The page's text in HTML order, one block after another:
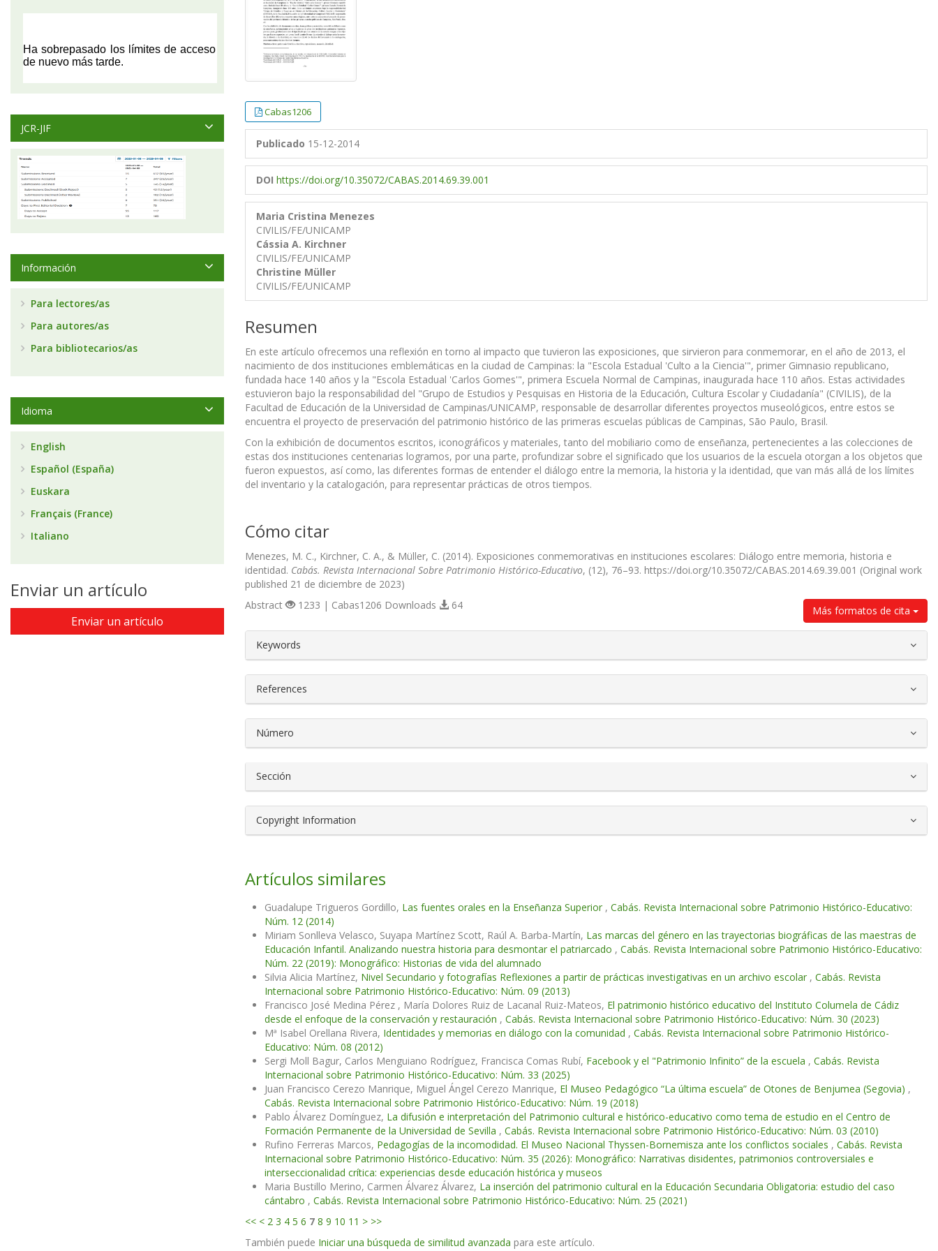
Cabas1206
Publicado 15-12-2014
DOI https://doi.org/10.35072/CABAS.2014.69.39.001
Maria Cristina Menezes
CIVILIS/FE/UNICAMP
Cássia A. Kirchner
CIVILIS/FE/UNICAMP
Christine Müller
CIVILIS/FE/UNICAMP
Resumen
En este artículo ofrecemos una reflexión en torno al impacto que tuvieron las exposiciones, que sirvieron para conmemorar, en el año de 2013, el
nacimiento de dos instituciones emblemáticas en la ciudad de Campinas: la "Escola Estadual 'Culto a la Ciencia'", primer Gimnasio republicano,
fundada hace 140 años y la "Escola Estadual 'Carlos Gomes'", primera Escuela Normal de Campinas, inaugurada hace 110 años. Estas actividades
estuvieron bajo la responsabilidad del "Grupo de Estudios y Pesquisas en Historia de la Educación, Cultura Escolar y Ciudadanía" (CIVILIS), de la
Facultad de Educación de la Universidad de Campinas/UNICAMP, responsable de desarrollar diferentes proyectos museológicos, entre estos se
encuentra el proyecto de preservación del patrimonio histórico de las primeras escuelas públicas de Campinas, São Paulo, Brasil.
Con la exhibición de documentos escritos, iconográficos y materiales, tanto del mobiliario como de enseñanza, pertenecientes a las colecciones de
estas dos instituciones centenarias logramos, por una parte, profundizar sobre el significado que los usuarios de la escuela otorgan a los objetos que
fueron expuestos, así como, las diferentes formas de entender el diálogo entre la memoria, la historia y la identidad, que van más allá de los límites
del inventario y la catalogación, para representar prácticas de otros tiempos.
Cómo citar
Menezes, M. C., Kirchner, C. A., & Müller, C. (2014). Exposiciones conmemorativas en instituciones escolares: Diálogo entre memoria, historia e
identidad. Cabás. Revista Internacional Sobre Patrimonio Histórico-Educativo, (12), 76–93. https://doi.org/10.35072/CABAS.2014.69.39.001 (Original work
published 21 de diciembre de 2023)
Más formatos de cita
Abstract 1233 | Cabas1206 Downloads 64
##plugins.themes.bootstrap3.article.details##
Keywords
References
Número
Sección
Copyright Information
Artículos similares
Guadalupe Trigueros Gordillo, Las fuentes orales en la Enseñanza Superior , Cabás. Revista Internacional sobre Patrimonio Histórico-Educativo:
Núm. 12 (2014)
Miriam Sonlleva Velasco, Suyapa Martínez Scott, Raúl A. Barba-Martín, Las marcas del género en las trayectorias biográficas de las maestras de
Educación Infantil. Analizando nuestra historia para desmontar el patriarcado , Cabás. Revista Internacional sobre Patrimonio Histórico-Educativo:
Núm. 22 (2019): Monográfico: Historias de vida del alumnado
Silvia Alicia Martínez, Nivel Secundario y fotografías Reflexiones a partir de prácticas investigativas en un archivo escolar , Cabás. Revista
Internacional sobre Patrimonio Histórico-Educativo: Núm. 09 (2013)
Francisco José Medina Pérez , María Dolores Ruiz de Lacanal Ruiz-Mateos, El patrimonio histórico educativo del Instituto Columela de Cádiz
desde el enfoque de la conservación y restauración , Cabás. Revista Internacional sobre Patrimonio Histórico-Educativo: Núm. 30 (2023)
Mª Isabel Orellana Rivera, Identidades y memorias en diálogo con la comunidad , Cabás. Revista Internacional sobre Patrimonio Histórico-
Educativo: Núm. 08 (2012)
Sergi Moll Bagur, Carlos Menguiano Rodríguez, Francisca Comas Rubí, Facebook y el "Patrimonio Infinito” de la escuela , Cabás. Revista
Internacional sobre Patrimonio Histórico-Educativo: Núm. 33 (2025)
Juan Francisco Cerezo Manrique, Miguel Ángel Cerezo Manrique, El Museo Pedagógico “La última escuela” de Otones de Benjumea (Segovia) ,
Cabás. Revista Internacional sobre Patrimonio Histórico-Educativo: Núm. 19 (2018)
Pablo Álvarez Domínguez, La difusión e interpretación del Patrimonio cultural e histórico-educativo como tema de estudio en el Centro de
Formación Permanente de la Universidad de Sevilla , Cabás. Revista Internacional sobre Patrimonio Histórico-Educativo: Núm. 03 (2010)
Rufino Ferreras Marcos, Pedagogías de la incomodidad. El Museo Nacional Thyssen-Bornemisza ante los conflictos sociales , Cabás. Revista
Internacional sobre Patrimonio Histórico-Educativo: Núm. 35 (2026): Monográfico: Narrativas disidentes, patrimonios controversiales e
interseccionalidad crítica: experiencias desde educación histórica y museos
Maria Bustillo Merino, Carmen Álvarez Álvarez, La inserción del patrimonio cultural en la Educación Secundaria Obligatoria: estudio del caso
cántabro , Cabás. Revista Internacional sobre Patrimonio Histórico-Educativo: Núm. 25 (2021)
<< < 2 3 4 5 6 7 8 9 10 11 > >>
También puede Iniciar una búsqueda de similitud avanzada para este artículo.
JCR-JIF
Información
Para lectores/as
Para autores/as
Para bibliotecarios/as
Idioma
English
Español (España)
Euskara
Français (France)
Italiano
Enviar un artículo
Enviar un artículo